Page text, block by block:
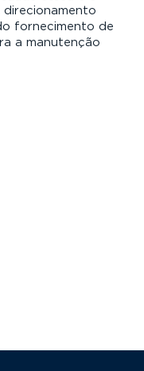
fornecimento de
a manutenção